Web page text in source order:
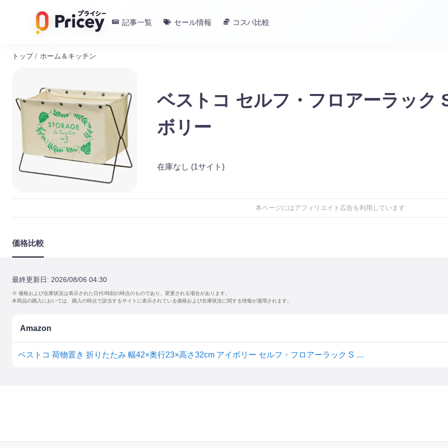
記事一覧 セール情報 コスパ比較
トップ / ホーム＆キッチン
ベストコ セルフ・フロアーラック
ボリー
在庫なし (1サイト)
本ページにはアフィリエイト広告を利用しています
価格比較
最終更新日: 2026/08/06 04:30
※ 価格および在庫状況は表示された日付/時刻の時点のものであり、変更される場合があります。
本商品の購入においては、購入の時点で該当するサイトに表示されている価格および在庫状況に関する情報が適用されます。
Amazon
ベストコ 荷物置き 折りたたみ 幅42×奥行23×高さ32cm アイボリー セルフ・フロアーラック S 手荷物収納 ND-6127